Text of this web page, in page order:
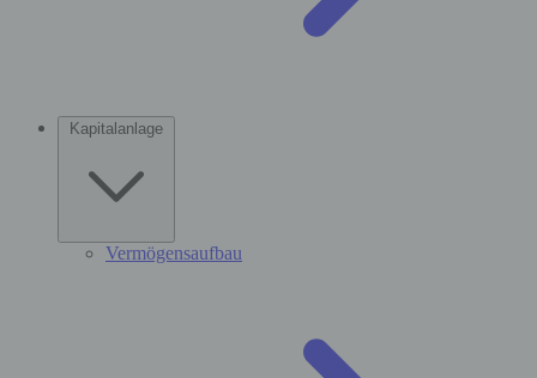
Kapitalanlage
Vermögensaufbau